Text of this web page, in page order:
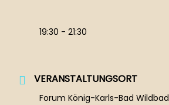
19:30 - 21:30
VERANSTALTUNGSORT
Forum König-Karls-Bad Wildbad